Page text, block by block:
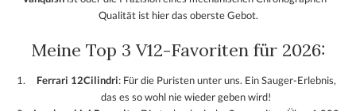
Qualität ist hier das oberste Gebot.
Meine Top 3 V12-Favoriten für 2026:
Ferrari 12Cilindri: Für die Puristen unter uns. Ein Sauger-Erlebnis,
das es so wohl nie wieder geben wird!